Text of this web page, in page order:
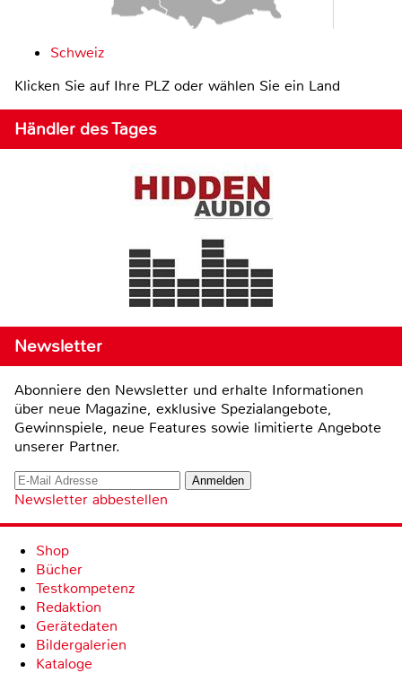
Schweiz
Klicken Sie auf Ihre PLZ oder wählen Sie ein Land
Händler des Tages
Newsletter
Abonniere den Newsletter und erhalte Informationen
über neue Magazine, exklusive Spezialangebote,
Gewinnspiele, neue Features sowie limitierte Angebote
unserer Partner.
Newsletter abbestellen
Shop
Bücher
Testkompetenz
Redaktion
Gerätedaten
Bildergalerien
Kataloge